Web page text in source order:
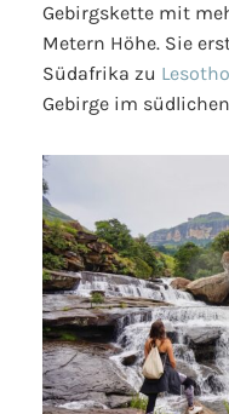
Gebirgskette mit
Metern Höhe. Sie
Südafrika zu Lesotho
Gebirge im